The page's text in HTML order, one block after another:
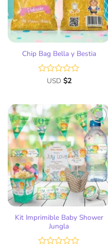
Chip Bag Bella y Bestia
Valorado
5
USD $2
Añadir
a la
lista
de
deseos
Kit Imprimible Baby Shower
Jungla